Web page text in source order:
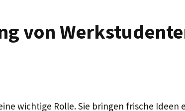
von
wichtige Rolle. Sie bringen frische Ideen